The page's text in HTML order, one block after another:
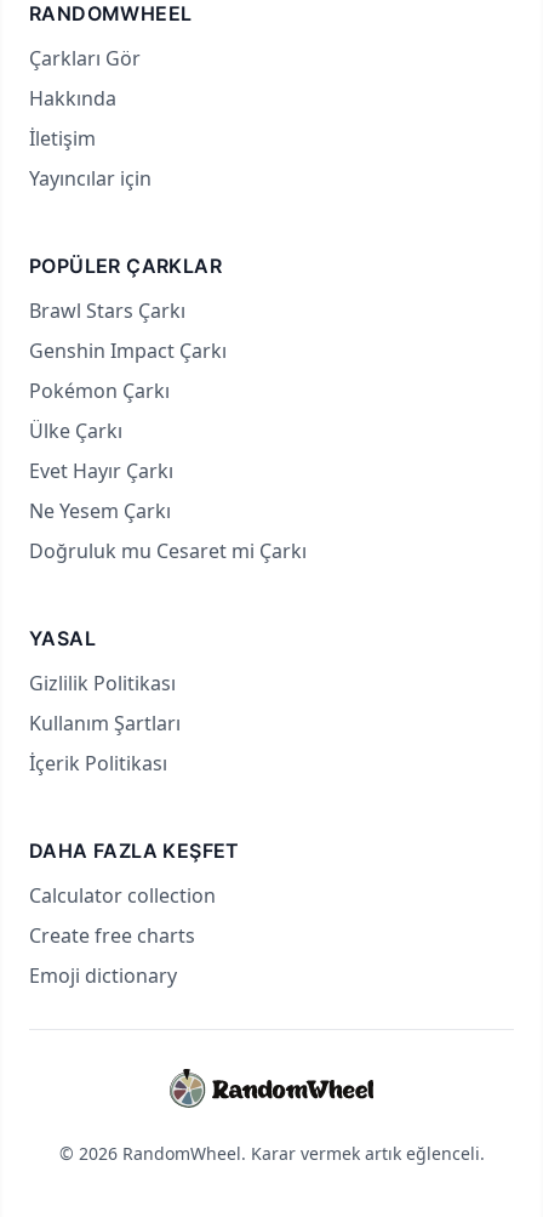
RANDOMWHEEL
Çarkları Gör
Hakkında
İletişim
Yayıncılar için
POPÜLER ÇARKLAR
Brawl Stars Çarkı
Genshin Impact Çarkı
Pokémon Çarkı
Ülke Çarkı
Evet Hayır Çarkı
Ne Yesem Çarkı
Doğruluk mu Cesaret mi Çarkı
YASAL
Gizlilik Politikası
Kullanım Şartları
İçerik Politikası
DAHA FAZLA KEŞFET
Calculator collection
Create free charts
Emoji dictionary
© 2026 RandomWheel. Karar vermek artık eğlenceli.